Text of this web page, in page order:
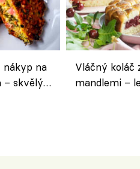
nákyp na
– skvělý
Vláčný koláč
mandlemi –